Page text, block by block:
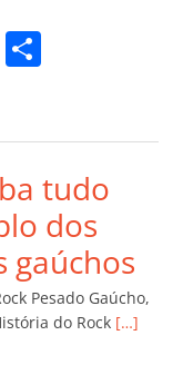
C
Li
p
ar
til
h
ar
tudo
dos
gaúchos
Pesado Gaúcho,
do Rock […]